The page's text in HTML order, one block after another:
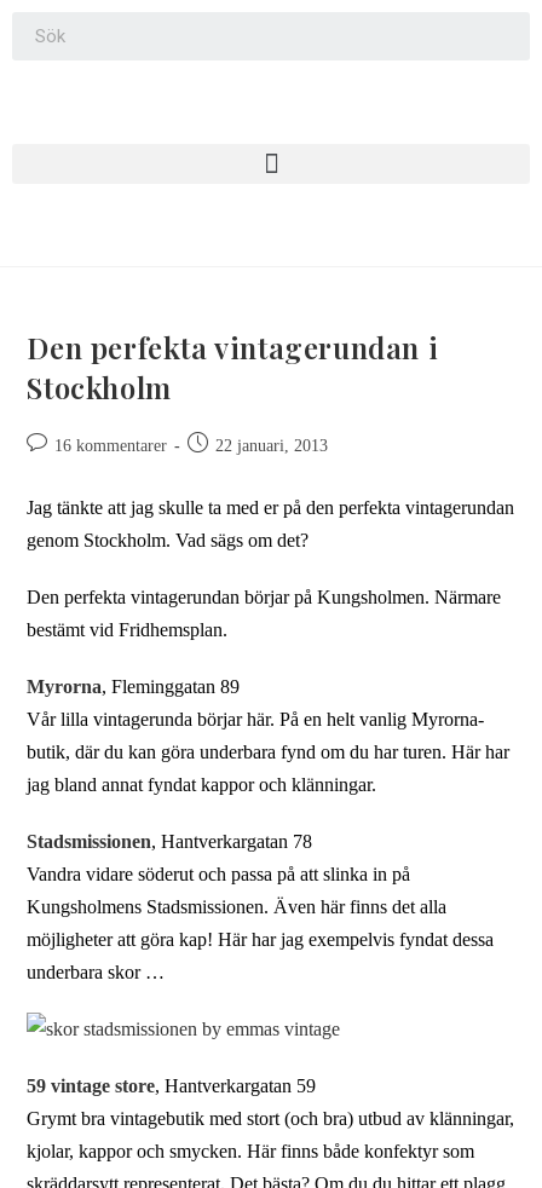
Den perfekta vintagerundan i
Stockholm
16 kommentarer 22 januari, 2013
Jag tänkte att jag skulle ta med er på den perfekta vintagerundan
genom Stockholm. Vad sägs om det?
Den perfekta vintagerundan börjar på Kungsholmen. Närmare
bestämt vid Fridhemsplan.
Myrorna, Fleminggatan 89
Vår lilla vintagerunda börjar här. På en helt vanlig Myrorna-
butik, där du kan göra underbara fynd om du har turen. Här har
jag bland annat fyndat kappor och klänningar.
Stadsmissionen, Hantverkargatan 78
Vandra vidare söderut och passa på att slinka in på
Kungsholmens Stadsmissionen. Även här finns det alla
möjligheter att göra kap! Här har jag exempelvis fyndat dessa
underbara skor …
59 vintage store, Hantverkargatan 59
Grymt bra vintagebutik med stort (och bra) utbud av klänningar,
kjolar, kappor och smycken. Här finns både konfektyr som
skräddarsytt representerat. Det bästa? Om du du hittar ett plagg